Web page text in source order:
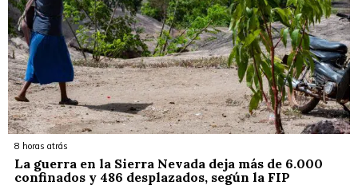
8 horas atrás
La guerra en la Sierra Nevada deja más de 6.000
confinados y 486 desplazados, según la FIP